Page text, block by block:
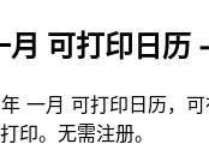
可打印日历
一月 可打印日历，
印。无需注册。